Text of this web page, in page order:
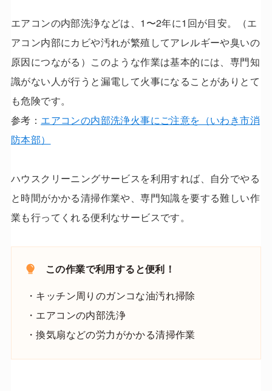
エアコンの内部洗浄などは、1〜2年に1回が目安。（エ
アコン内部にカビや汚れが繁殖してアレルギーや臭いの
原因につながる）このような作業は基本的には、専門知
識がない人が行うと漏電して火事になることがありとて
も危険です。
参考： エアコンの内部洗浄火事にご注意を（いわき市消
防本部）
ハウスクリーニングサービスを利用すれば、自分でやる
と時間がかかる清掃作業や、専門知識を要する難しい作
業も行ってくれる便利なサービスです。
この作業で利用すると便利！
・キッチン周りのガンコな油汚れ掃除
・エアコンの内部洗浄
・換気扇などの労力がかかる清掃作業